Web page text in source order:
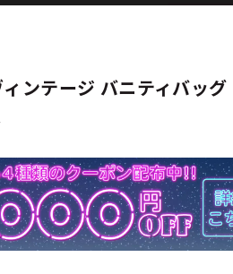
ンテージ バニティバッグ